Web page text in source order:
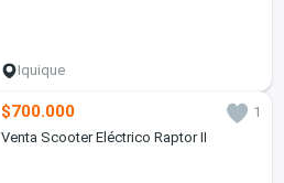
Iquique
$700.000
1
Venta Scooter Eléctrico Raptor II